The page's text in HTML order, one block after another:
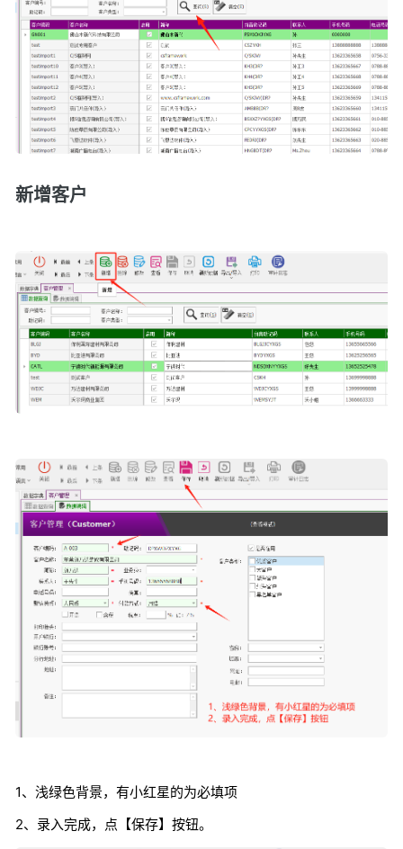
新增客户
1、浅绿色背景，有小红星的为必填项
2、录入完成，点【保存】按钮。